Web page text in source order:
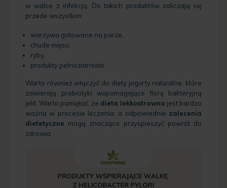
w walce z infekcją. Do takich produktów zaliczają się
przede wszystkim:
warzywa gotowane na parze,
chude mięso,
ryby,
produkty pełnoziarniste.
Warto również włączyć do diety jogurty naturalne, które
zawierają probiotyki wspomagające florę bakteryjną
jelit. Warto pamiętać, że dieta lekkostrawna jest bardzo
ważna w procesie leczenia, a odpowiednie zalecenia
dietetyczne mogą znacząco przyspieszyć powrót do
zdrowia.